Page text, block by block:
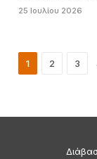
25 Ιουλίου 2026
1 2 3